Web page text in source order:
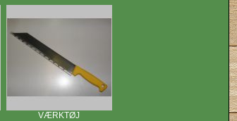
VÆRKTØJ